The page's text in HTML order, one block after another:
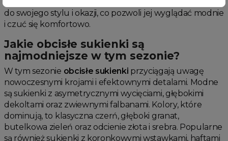
do swojego stylu i okazji, co pozwoli jej wyglądać modnie
i czuć się komfortowo.
Jakie obcisłe sukienki są
najmodniejsze w tym sezonie?
W tym sezonie obcisłe sukienki przyciągają uwagę
nowoczesnymi krojami i efektownymi detalami. Modne
są sukienki z asymetrycznymi wycięciami, głębokimi
dekoltami oraz zwiewnymi falbanami. Kolory, które
dominują, to klasyczna czerń, głęboki granat,
butelkowa zieleń oraz odcienie złota i srebra. Popularne
są również sukienki z koronkowymi wstawkami, haftami